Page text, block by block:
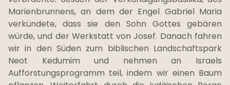
Marienbrunnens, an dem der Engel Gabriel Maria
verkündete, dass sie den Sohn Gottes gebären
würde, und der Werkstatt von Josef. Danach fahren
wir in den Süden zum biblischen Landschaftspark
Neot Kedumim und nehmen an Israels
Aufforstungsprogramm teil, indem wir einen Baum